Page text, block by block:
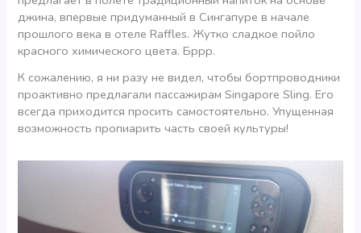
джина, впервые придуманный в Сингапуре в начале
прошлого века в отеле Raffles. Жутко сладкое пойло
красного химического цвета. Бррр.
К сожалению, я ни разу не видел, чтобы бортпроводники
проактивно предлагали пассажирам Singapore Sling. Его
всегда приходится просить самостоятельно. Упущенная
возможность пропиарить часть своей культуры!